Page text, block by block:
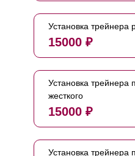
Установка трейнера
15000 ₽
Установка трейнера
жесткого
15000 ₽
Установка трейнера